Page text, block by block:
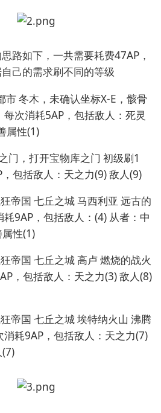
路如下，一共需要耗费47AP，
己的需求刷不同的等级
市 冬木，未确认坐标X-E，骸骨
次消耗5AP，包括敌人：死灵
属性(1)
门，打开宝物库之门 初级刷1
包括敌人：天之力(9) 敌人(9)
帝国 七丘之城 马西利亚 远古的
9AP，包括敌人：(4) 从者：中
性(1)
帝国 七丘之城 高卢 燃烧的战火
，包括敌人：天之力(3) 敌人(8)
帝国 七丘之城 埃特纳火山 沸腾
耗9AP，包括敌人：天之力(7)